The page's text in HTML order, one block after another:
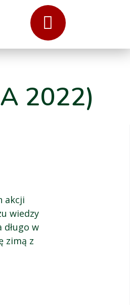
2022)
akcji
wiedzy
długo w
zimą z